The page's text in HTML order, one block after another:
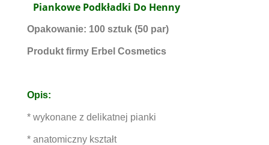
Piankowe Podkładki Do Henny
Opakowanie: 100 sztuk (50 par)
Produkt firmy Erbel Cosmetics
Opis:
* wykonane z delikatnej pianki
* anatomiczny kształt